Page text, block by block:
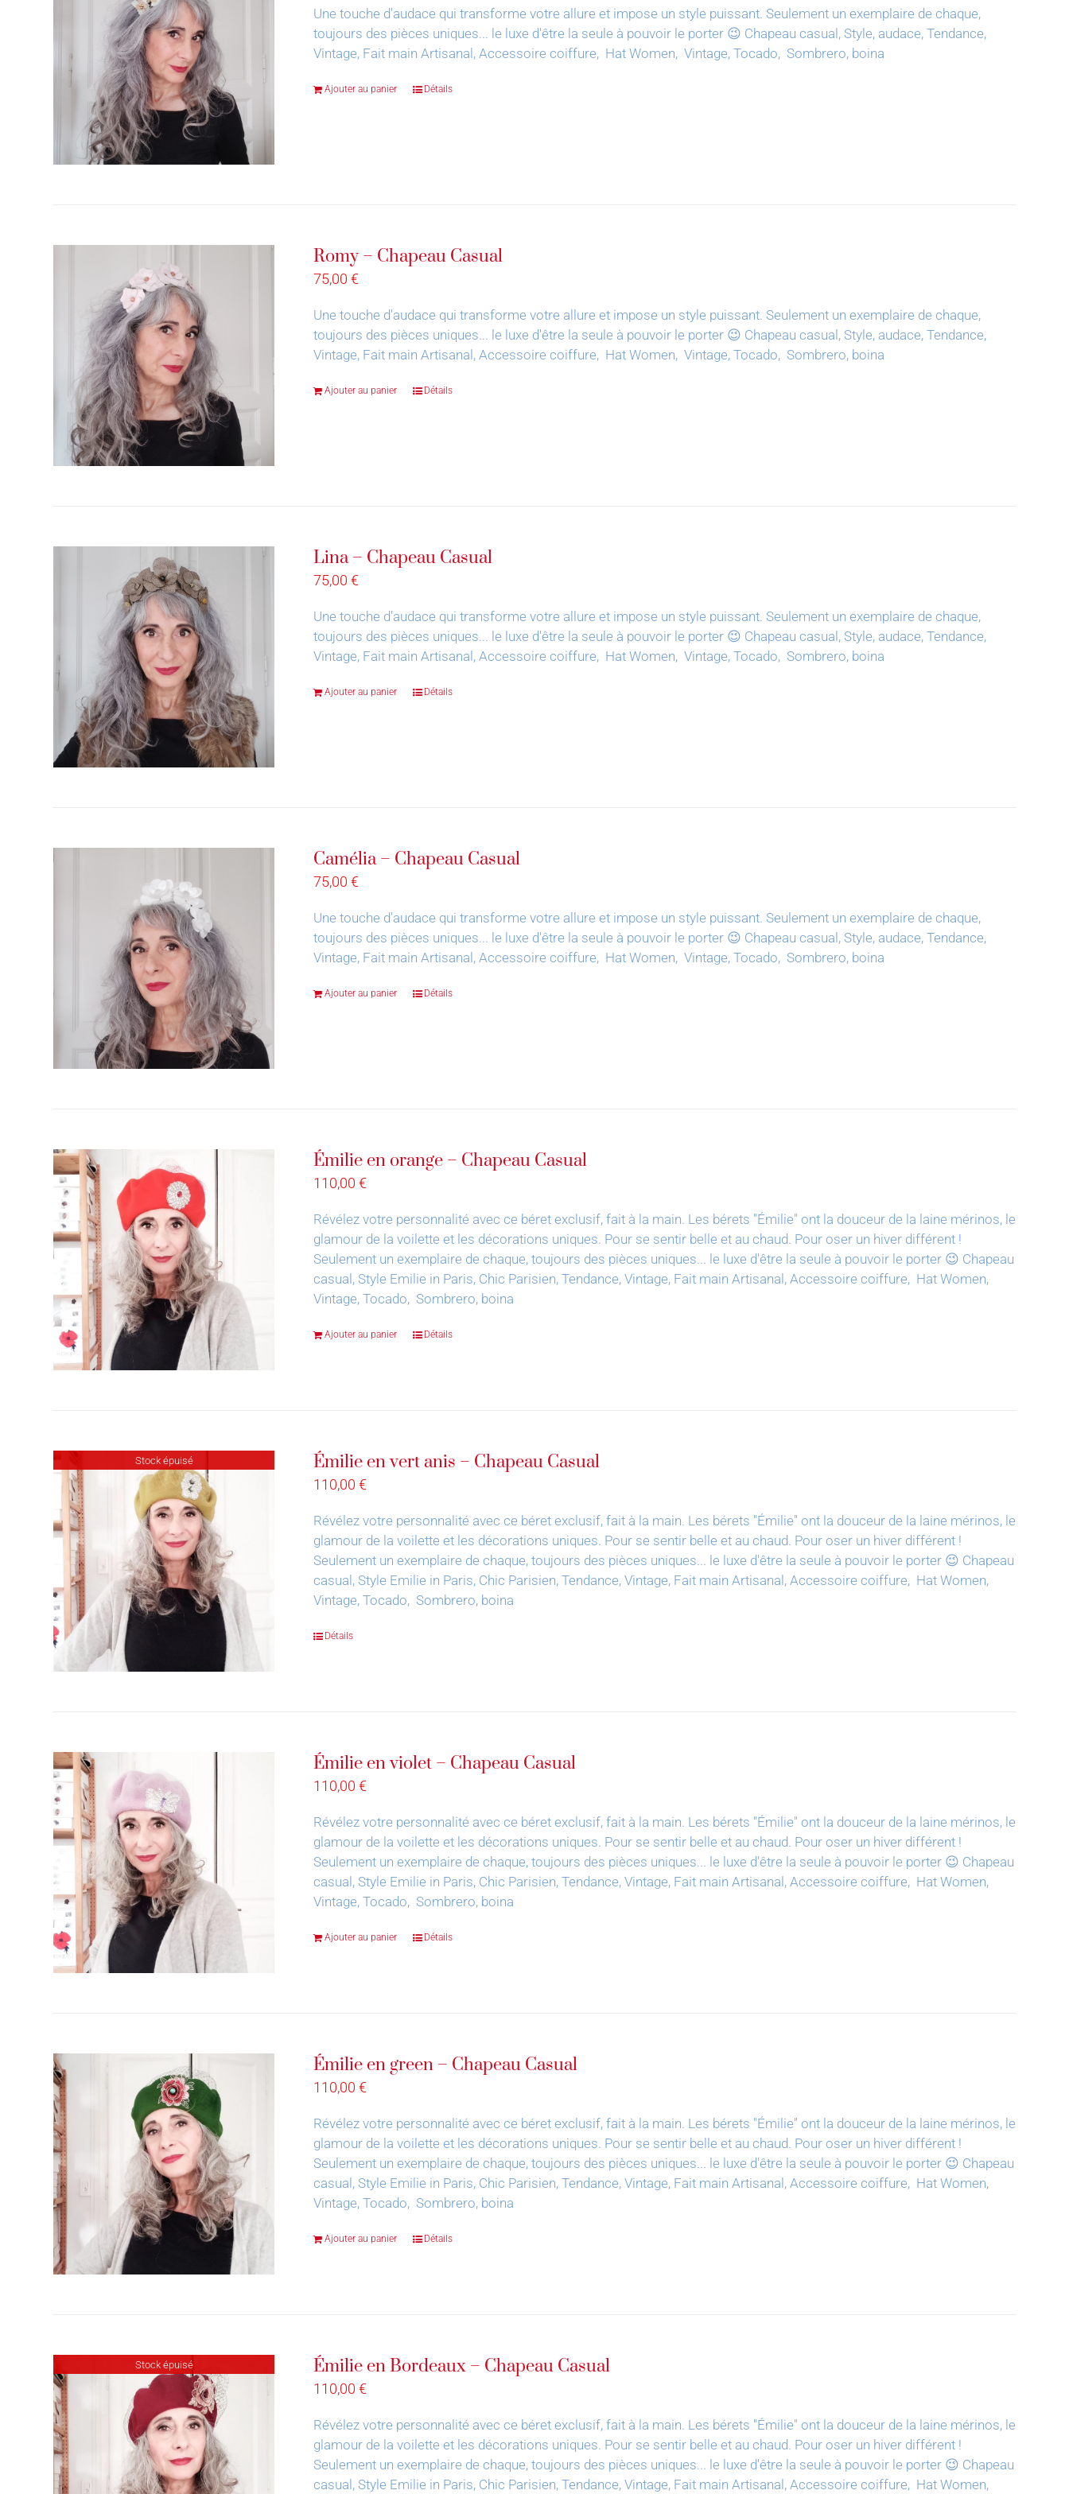
Une touche d'audace qui transforme votre allure et impose un style puissant. Seulement un exemplaire de chaque,
toujours des pièces uniques... le luxe d'être la seule à pouvoir le porter 😉 Chapeau casual, Style, audace, Tendance,
Vintage, Fait main Artisanal, Accessoire coiffure, Hat Women, Vintage, Tocado, Sombrero, boina
Ajouter au panier Détails
Romy – Chapeau Casual
75,00 €
Une touche d'audace qui transforme votre allure et impose un style puissant. Seulement un exemplaire de chaque,
toujours des pièces uniques... le luxe d'être la seule à pouvoir le porter 😉 Chapeau casual, Style, audace, Tendance,
Vintage, Fait main Artisanal, Accessoire coiffure, Hat Women, Vintage, Tocado, Sombrero, boina
Ajouter au panier Détails
Lina – Chapeau Casual
75,00 €
Une touche d'audace qui transforme votre allure et impose un style puissant. Seulement un exemplaire de chaque,
toujours des pièces uniques... le luxe d'être la seule à pouvoir le porter 😉 Chapeau casual, Style, audace, Tendance,
Vintage, Fait main Artisanal, Accessoire coiffure, Hat Women, Vintage, Tocado, Sombrero, boina
Ajouter au panier Détails
Camélia – Chapeau Casual
75,00 €
Une touche d'audace qui transforme votre allure et impose un style puissant. Seulement un exemplaire de chaque,
toujours des pièces uniques... le luxe d'être la seule à pouvoir le porter 😉 Chapeau casual, Style, audace, Tendance,
Vintage, Fait main Artisanal, Accessoire coiffure, Hat Women, Vintage, Tocado, Sombrero, boina
Ajouter au panier Détails
Émilie en orange – Chapeau Casual
110,00 €
Révélez votre personnalité avec ce béret exclusif, fait à la main. Les bérets "Émilie" ont la douceur de la laine mérinos, le
glamour de la voilette et les décorations uniques. Pour se sentir belle et au chaud. Pour oser un hiver différent !
Seulement un exemplaire de chaque, toujours des pièces uniques... le luxe d'être la seule à pouvoir le porter 😉 Chapeau
casual, Style Emilie in Paris, Chic Parisien, Tendance, Vintage, Fait main Artisanal, Accessoire coiffure, Hat Women,
Vintage, Tocado, Sombrero, boina
Ajouter au panier Détails
Stock épuisé Émilie en vert anis – Chapeau Casual
110,00 €
Révélez votre personnalité avec ce béret exclusif, fait à la main. Les bérets "Émilie" ont la douceur de la laine mérinos, le
glamour de la voilette et les décorations uniques. Pour se sentir belle et au chaud. Pour oser un hiver différent !
Seulement un exemplaire de chaque, toujours des pièces uniques... le luxe d'être la seule à pouvoir le porter 😉 Chapeau
casual, Style Emilie in Paris, Chic Parisien, Tendance, Vintage, Fait main Artisanal, Accessoire coiffure, Hat Women,
Vintage, Tocado, Sombrero, boina
Détails
Émilie en violet – Chapeau Casual
110,00 €
Révélez votre personnalité avec ce béret exclusif, fait à la main. Les bérets "Émilie" ont la douceur de la laine mérinos, le
glamour de la voilette et les décorations uniques. Pour se sentir belle et au chaud. Pour oser un hiver différent !
Seulement un exemplaire de chaque, toujours des pièces uniques... le luxe d'être la seule à pouvoir le porter 😉 Chapeau
casual, Style Emilie in Paris, Chic Parisien, Tendance, Vintage, Fait main Artisanal, Accessoire coiffure, Hat Women,
Vintage, Tocado, Sombrero, boina
Ajouter au panier Détails
Émilie en green – Chapeau Casual
110,00 €
Révélez votre personnalité avec ce béret exclusif, fait à la main. Les bérets "Émilie" ont la douceur de la laine mérinos, le
glamour de la voilette et les décorations uniques. Pour se sentir belle et au chaud. Pour oser un hiver différent !
Seulement un exemplaire de chaque, toujours des pièces uniques... le luxe d'être la seule à pouvoir le porter 😉 Chapeau
casual, Style Emilie in Paris, Chic Parisien, Tendance, Vintage, Fait main Artisanal, Accessoire coiffure, Hat Women,
Vintage, Tocado, Sombrero, boina
Ajouter au panier Détails
Stock épuisé Émilie en Bordeaux – Chapeau Casual
110,00 €
Révélez votre personnalité avec ce béret exclusif, fait à la main. Les bérets "Émilie" ont la douceur de la laine mérinos, le
glamour de la voilette et les décorations uniques. Pour se sentir belle et au chaud. Pour oser un hiver différent !
Seulement un exemplaire de chaque, toujours des pièces uniques... le luxe d'être la seule à pouvoir le porter 😉 Chapeau
casual, Style Emilie in Paris, Chic Parisien, Tendance, Vintage, Fait main Artisanal, Accessoire coiffure, Hat Women,